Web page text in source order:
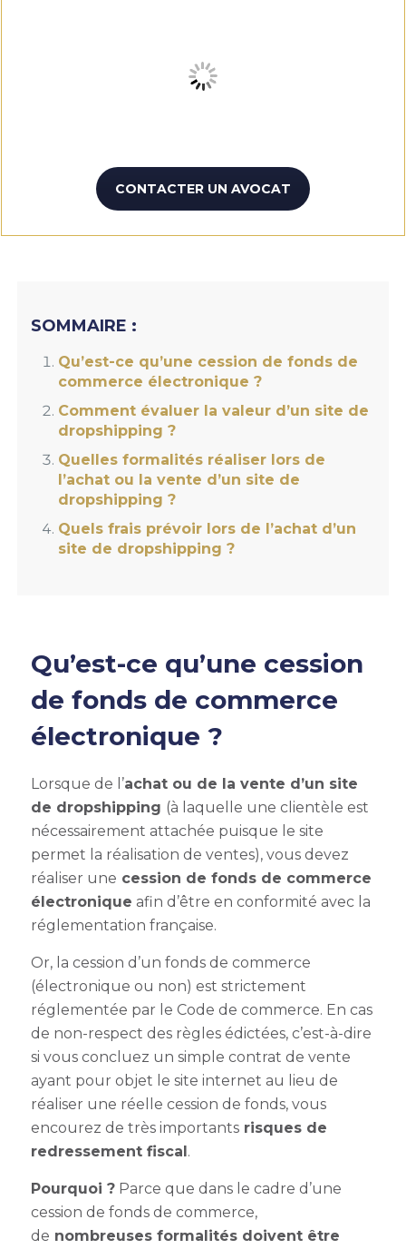
CONTACTER UN AVOCAT
SOMMAIRE :
Qu’est-ce qu’une cession de fonds de
commerce électronique ?
Comment évaluer la valeur d’un site de
dropshipping ?
Quelles formalités réaliser lors de
l’achat ou la vente d’un site de
dropshipping ?
Quels frais prévoir lors de l’achat d’un
site de dropshipping ?
Qu’est-ce qu’une cession
de fonds de commerce
électronique ?
Lorsque de l’achat ou de la vente d’un site
de dropshipping (à laquelle une clientèle est
nécessairement attachée puisque le site
permet la réalisation de ventes), vous devez
réaliser une cession de fonds de commerce
électronique afin d’être en conformité avec la
réglementation française.
Or, la cession d’un fonds de commerce
(électronique ou non) est strictement
réglementée par le Code de commerce. En cas
de non-respect des règles édictées, c’est-à-dire
si vous concluez un simple contrat de vente
ayant pour objet le site internet au lieu de
réaliser une réelle cession de fonds, vous
encourez de très importantsrisques de
redressement fiscal.
Pourquoi ?Parce que dans le cadre d’une
cession de fonds de commerce,
de nombreuses formalités doivent être